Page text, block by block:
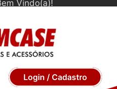
Vindo(a)!
Login / Cadastro